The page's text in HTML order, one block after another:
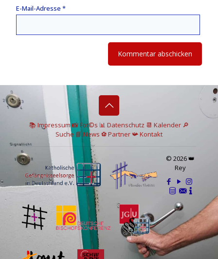
E-Mail-Adresse *
📚 Impressum📸Fot©s 📊 Datenschutz 📆 Kalender 🔎
Suche 📘 News ⚽Partner📯Kontakt
© 2026 👑
Rey